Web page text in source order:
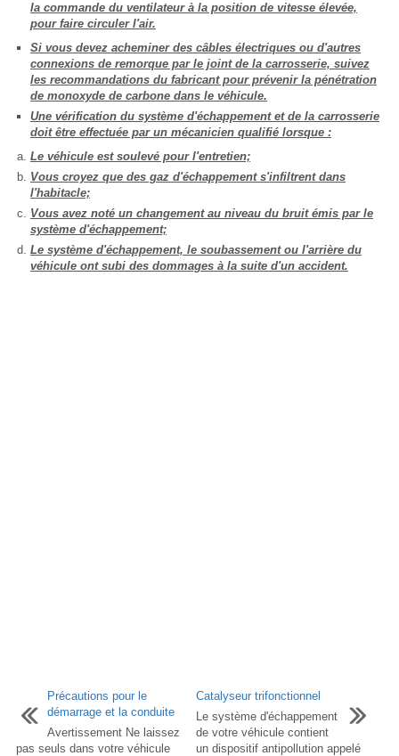
la commande du ventilateur à la position de vitesse élevée,
pour faire circuler l'air.
Si vous devez acheminer des câbles électriques ou d'autres
connexions de remorque par le joint de la carrosserie, suivez
les recommandations du fabricant pour prévenir la pénétration
de monoxyde de carbone dans le véhicule.
Une vérification du système d'échappement et de la carrosserie
doit être effectuée par un mécanicien qualifié lorsque :
Le véhicule est soulevé pour l'entretien;
Vous croyez que des gaz d'échappement s'infiltrent dans
l'habitacle;
Vous avez noté un changement au niveau du bruit émis par le
système d'échappement;
Le système d'échappement, le soubassement ou l'arrière du
véhicule ont subi des dommages à la suite d'un accident.
Précautions pour le
démarrage et la conduite
Avertissement Ne laissez
pas seuls dans votre véhicule
Catalyseur trifonctionnel
Le système d'échappement
de votre véhicule contient
un dispositif antipollution appelé